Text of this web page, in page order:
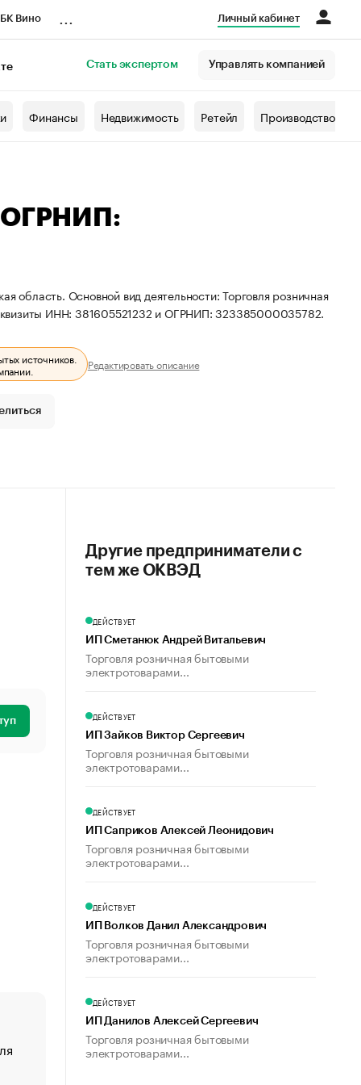
Вино Личный кабинет
Стать экспертом Управлять компанией
Финансы Недвижимость Ретейл Производство
ОГРНИП:
область. Основной вид деятельности: Торговля розничная
ИНН: 381605521232 и ОГРНИП: 323385000035782.
источников.
Редактировать описание
«От спорта тело стареет иначе». Как живет глава
создавшей GTA
Другие предприниматели с
тем же ОКВЭД
ДЕЙСТВУЕТ
ИП Сметанюк Андрей Витальевич
Торговля розничная бытовыми
электротоварами...
ДЕЙСТВУЕТ
ИП Зайков Виктор Сергеевич
Торговля розничная бытовыми
электротоварами...
ДЕЙСТВУЕТ
ИП Саприков Алексей Леонидович
Торговля розничная бытовыми
электротоварами...
ДЕЙСТВУЕТ
ИП Волков Данил Александрович
Торговля розничная бытовыми
электротоварами...
ДЕЙСТВУЕТ
ИП Данилов Алексей Сергеевич
Торговля розничная бытовыми
электротоварами...